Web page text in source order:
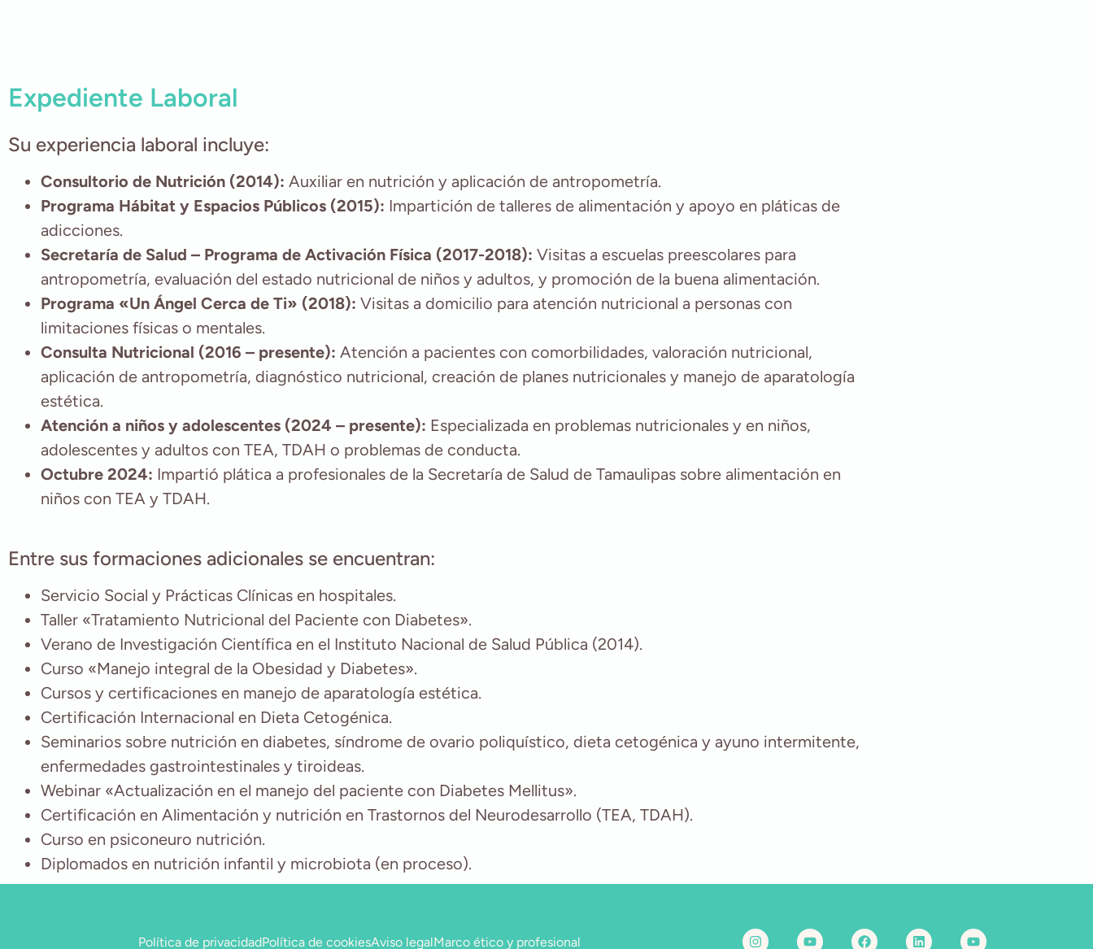
Expediente Laboral
Su experiencia laboral incluye:
Consultorio de Nutrición (2014): Auxiliar en nutrición y aplicación de antropometría.
Programa Hábitat y Espacios Públicos (2015): Impartición de talleres de alimentación y apoyo en pláticas de
adicciones.
Secretaría de Salud – Programa de Activación Física (2017-2018): Visitas a escuelas preescolares para
antropometría, evaluación del estado nutricional de niños y adultos, y promoción de la buena alimentación.
Programa «Un Ángel Cerca de Ti» (2018): Visitas a domicilio para atención nutricional a personas con
limitaciones físicas o mentales.
Consulta Nutricional (2016 – presente): Atención a pacientes con comorbilidades, valoración nutricional,
aplicación de antropometría, diagnóstico nutricional, creación de planes nutricionales y manejo de aparatología
estética.
Atención a niños y adolescentes (2024 – presente): Especializada en problemas nutricionales y en niños,
adolescentes y adultos con TEA, TDAH o problemas de conducta.
Octubre 2024: Impartió plática a profesionales de la Secretaría de Salud de Tamaulipas sobre alimentación en
niños con TEA y TDAH.
Entre sus formaciones adicionales se encuentran:
Servicio Social y Prácticas Clínicas en hospitales.
Taller «Tratamiento Nutricional del Paciente con Diabetes».
Verano de Investigación Científica en el Instituto Nacional de Salud Pública (2014).
Curso «Manejo integral de la Obesidad y Diabetes».
Cursos y certificaciones en manejo de aparatología estética.
Certificación Internacional en Dieta Cetogénica.
Seminarios sobre nutrición en diabetes, síndrome de ovario poliquístico, dieta cetogénica y ayuno intermitente,
enfermedades gastrointestinales y tiroideas.
Webinar «Actualización en el manejo del paciente con Diabetes Mellitus».
Certificación en Alimentación y nutrición en Trastornos del Neurodesarrollo (TEA, TDAH).
Curso en psiconeuro nutrición.
Diplomados en nutrición infantil y microbiota (en proceso).
Política de privacidadPolítica de cookiesAviso legalMarco ético y profesional